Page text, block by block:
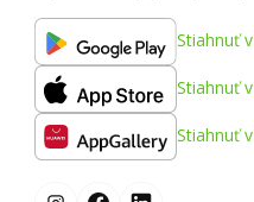
Stiahnuť v
Stiahnuť v
Stiahnuť v